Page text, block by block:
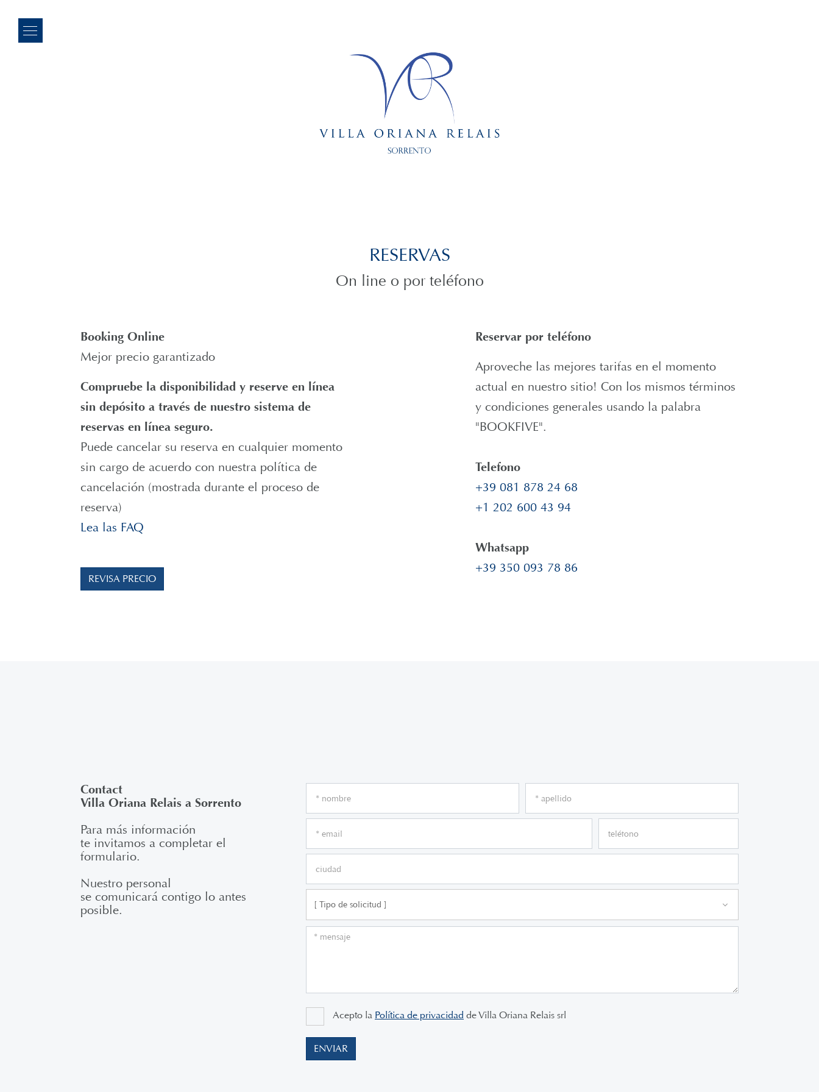
RESERVAS
On line o por teléfono
Booking Online
Mejor precio garantizado
Compruebe la disponibilidad y reserve en línea
sin depósito a través de nuestro sistema de
reservas en línea seguro.
Puede cancelar su reserva en cualquier momento
sin cargo de acuerdo con nuestra política de
cancelación (mostrada durante el proceso de
reserva)
Lea las FAQ
REVISA PRECIO
Reservar por teléfono
Aproveche las mejores tarifas en el momento
actual en nuestro sitio! Con los mismos términos
y condiciones generales usando la palabra
"BOOKFIVE".
Telefono
+39 081 878 24 68
+1 202 600 43 94
Whatsapp
+39 350 093 78 86
Contact
Villa Oriana Relais a Sorrento
Para más información
te invitamos a completar el
formulario.
Nuestro personal
se comunicará contigo lo antes
posible.
[ Tipo de solicitud ]
Acepto la Política de privacidad de Villa Oriana Relais srl